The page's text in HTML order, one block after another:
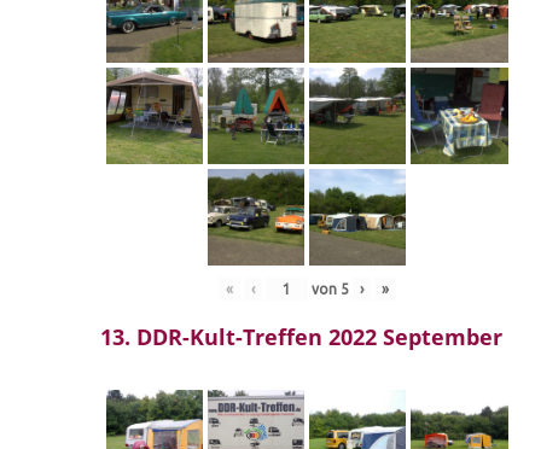
« ‹ von 5 › »
13. DDR-Kult-Treffen 2022 September